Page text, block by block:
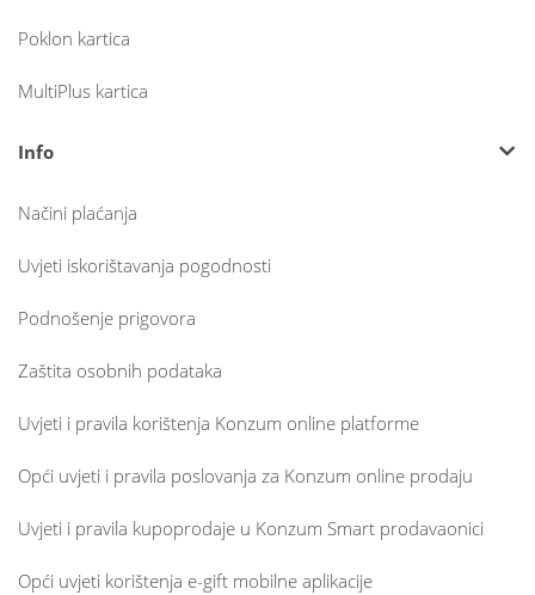
Poklon kartica
MultiPlus kartica
Info
Načini plaćanja
Uvjeti iskorištavanja pogodnosti
Podnošenje prigovora
Zaštita osobnih podataka
Uvjeti i pravila korištenja Konzum online platforme
Opći uvjeti i pravila poslovanja za Konzum online prodaju
Uvjeti i pravila kupoprodaje u Konzum Smart prodavaonici
Opći uvjeti korištenja e-gift mobilne aplikacije